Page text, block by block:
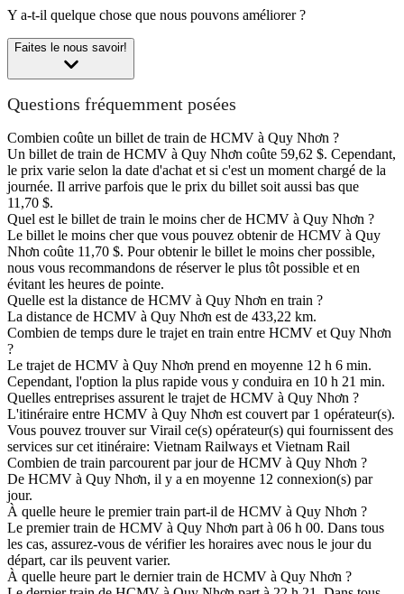
Y a-t-il quelque chose que nous pouvons améliorer ?
Faites le nous savoir!
Questions fréquemment posées
Combien coûte un billet de train de HCMV à Quy Nhơn ?
Un billet de train de HCMV à Quy Nhơn coûte 59,62 $. Cependant,
le prix varie selon la date d'achat et si c'est un moment chargé de la
journée. Il arrive parfois que le prix du billet soit aussi bas que
11,70 $.
Quel est le billet de train le moins cher de HCMV à Quy Nhơn ?
Le billet le moins cher que vous pouvez obtenir de HCMV à Quy
Nhơn coûte 11,70 $. Pour obtenir le billet le moins cher possible,
nous vous recommandons de réserver le plus tôt possible et en
évitant les heures de pointe.
Quelle est la distance de HCMV à Quy Nhơn en train ?
La distance de HCMV à Quy Nhơn est de 433,22 km.
Combien de temps dure le trajet en train entre HCMV et Quy Nhơn
?
Le trajet de HCMV à Quy Nhơn prend en moyenne 12 h 6 min.
Cependant, l'option la plus rapide vous y conduira en 10 h 21 min.
Quelles entreprises assurent le trajet de HCMV à Quy Nhơn ?
L'itinéraire entre HCMV à Quy Nhơn est couvert par 1 opérateur(s).
Vous pouvez trouver sur Virail ce(s) opérateur(s) qui fournissent des
services sur cet itinéraire: Vietnam Railways et Vietnam Rail
Combien de train parcourent par jour de HCMV à Quy Nhơn ?
De HCMV à Quy Nhơn, il y a en moyenne 12 connexion(s) par
jour.
À quelle heure le premier train part-il de HCMV à Quy Nhơn ?
Le premier train de HCMV à Quy Nhơn part à 06 h 00. Dans tous
les cas, assurez-vous de vérifier les horaires avec nous le jour du
départ, car ils peuvent varier.
À quelle heure part le dernier train de HCMV à Quy Nhơn ?